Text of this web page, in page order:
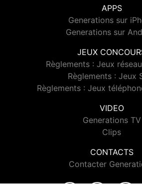
APPS
Generations sur
Generations sur
JEUX
Règlements : Jeux
Règlements : Jeux
Règlements : Jeux
VIDEO
Generations TV
Clips
CONTACTS
Contacter